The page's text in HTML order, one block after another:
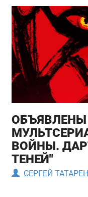
ВОЙНЫ.
ТЕНЕЙ"
СЕРГЕЙ